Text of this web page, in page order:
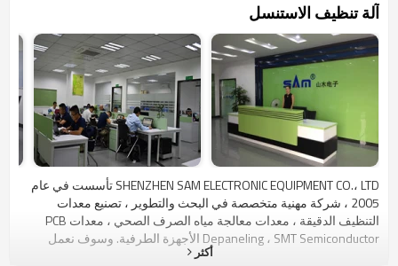
آلة تنظيف الاستنسل
SHENZHEN SAM ELECTRONIC EQUIPMENT CO.، LTD تأسست في عام
2005 ، شركة مهنية متخصصة في البحث والتطوير ، تصنيع معدات
التنظيف الدقيقة ، معدات معالجة مياه الصرف الصحي ، معدات PCB
Depaneling ، SMT Semiconductor الأجهزة الطرفية. وسوف نعمل
باستمرار على تطوير منتجات وتقنيات جديدة ومكررة. تحقيق مستوى
أكثر